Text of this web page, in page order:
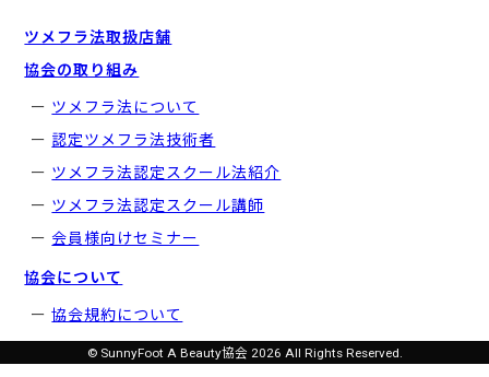
ツメフラ法取扱店舗
協会の取り組み
ツメフラ法について
認定ツメフラ法技術者
ツメフラ法認定スクール法紹介
ツメフラ法認定スクール講師
会員様向けセミナー
協会について
協会規約について
© SunnyFoot A Beauty協会 2026 All Rights Reserved.